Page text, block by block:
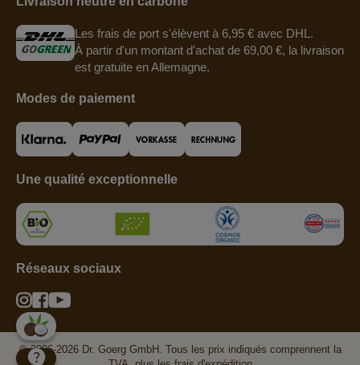
Les frais de port s'élèvent à 6,95 € avec DHL.
À partir d'un montant d'achat de 69,00 €, la livraison
est gratuite en Allemagne.
Modes de paiement
Une qualité exceptionnelle
Réseaux sociaux
© 2006-2026 Dr. Goerg GmbH. Tous les prix indiqués comprennent la